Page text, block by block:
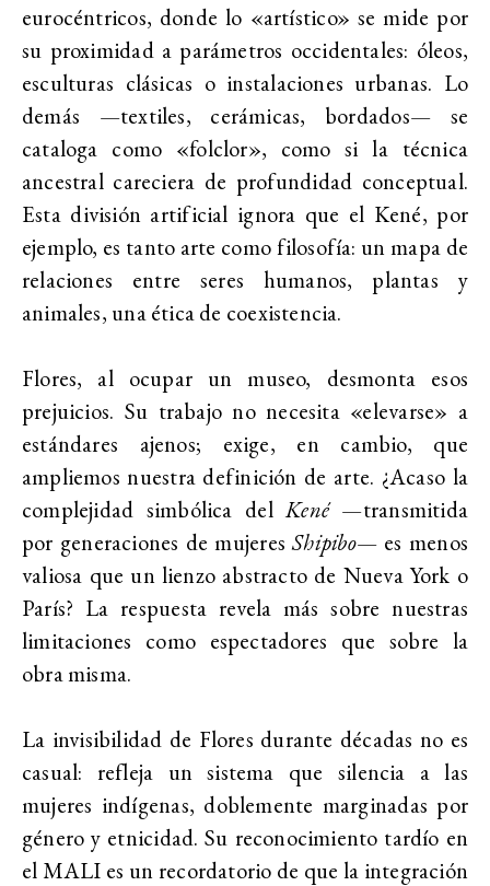
eurocéntricos, donde lo «artístico» se mide por
su proximidad a parámetros occidentales: óleos,
esculturas clásicas o instalaciones urbanas. Lo
demás —textiles, cerámicas, bordados— se
cataloga como «folclor», como si la técnica
ancestral careciera de profundidad conceptual.
Esta división artificial ignora que el Kené, por
ejemplo, es tanto arte como filosofía: un mapa de
relaciones entre seres humanos, plantas y
animales, una ética de coexistencia.
Flores, al ocupar un museo, desmonta esos
prejuicios. Su trabajo no necesita «elevarse» a
estándares ajenos; exige, en cambio, que
ampliemos nuestra definición de arte. ¿Acaso la
complejidad simbólica delKené —transmitida
por generaciones de mujeresShipibo— es menos
valiosa que un lienzo abstracto de Nueva York o
París? La respuesta revela más sobre nuestras
limitaciones como espectadores que sobre la
obra misma.
La invisibilidad de Flores durante décadas no es
casual: refleja un sistema que silencia a las
mujeres indígenas, doblemente marginadas por
género y etnicidad. Su reconocimiento tardío en
el MALI es un recordatorio de que la integración